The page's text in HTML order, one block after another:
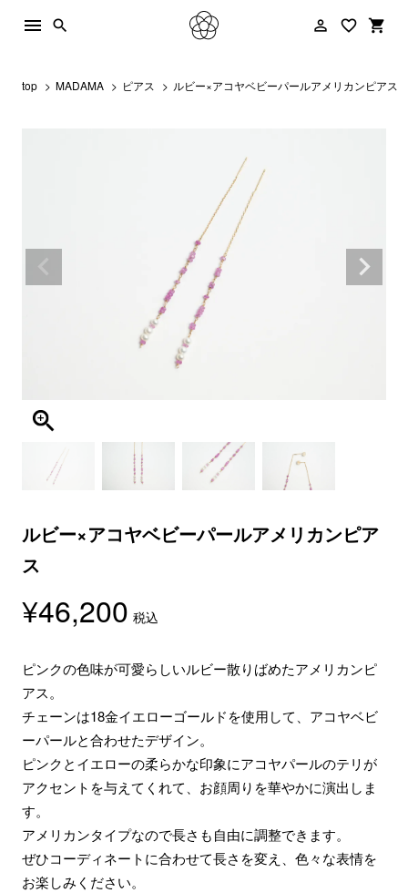
menu person_outline favorite_border shopping_cart
search
top MADAMA ピアス ルビー×アコヤベビーパールアメリカンピアス
ルビー×アコヤベビーパールアメリカンピア
ス
¥46,200 税込
ピンクの色味が可愛らしいルビー散りばめたアメリカンピ
アス。
チェーンは18金イエローゴールドを使用して、アコヤベビ
ーパールと合わせたデザイン。
ピンクとイエローの柔らかな印象にアコヤパールのテリが
アクセントを与えてくれて、お顔周りを華やかに演出しま
す。
アメリカンタイプなので長さも自由に調整できます。
ぜひコーディネートに合わせて長さを変え、色々な表情を
お楽しみください。